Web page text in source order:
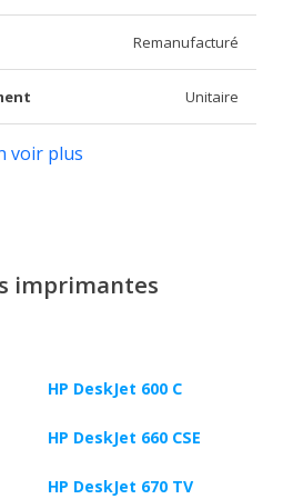
Remanufacturé
Unitaire
voir plus
imprimantes
HP DeskJet 600 C
HP DeskJet 660 CSE
HP DeskJet 670 TV